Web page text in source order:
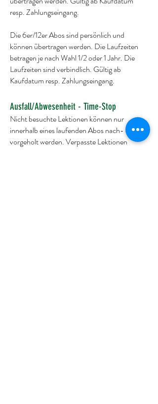
resp. Zahlungseingang.
Die 6er/12er Abos sind persönlich und
können übertragen werden. Die Laufzeiten
betragen je nach Wahl 1/2 oder 1 Jahr. Die
Laufzeiten sind verbindlich. Gültig ab
Kaufdatum resp. Zahlungseingang.
Ausfall/Abwesenheit - Time-Stop
Nicht besuchte Lektionen können nur
innerhalb eines laufenden Abos nach- oder
vorgeholt werden. Verpasste Lektionen